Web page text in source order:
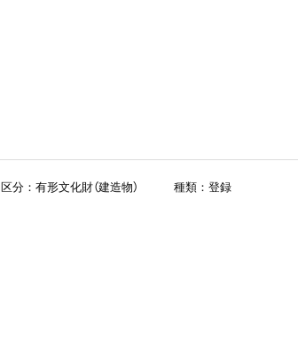
区分：有形文化財（建造物） 種類：登録